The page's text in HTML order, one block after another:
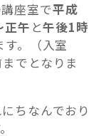
座室で平成
正午 と午後1時
す。（入室
でとなりま
ちなんでおり